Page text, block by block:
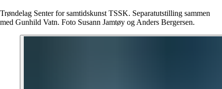
Trøndelag Senter for samtidskunst TSSK. Separatutstilling sammen
med Gunhild Vatn. Foto Susann Jamtøy og Anders Bergersen.